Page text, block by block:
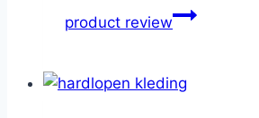
product review